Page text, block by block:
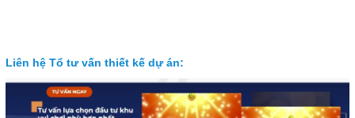
Liên hệ Tổ tư vấn thiết kế dự án: